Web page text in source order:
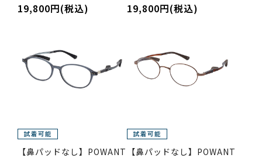
19,800円(税込) 19,800円(税込)
【鼻パッドなし】POWANT 【鼻パッドなし】POWANT